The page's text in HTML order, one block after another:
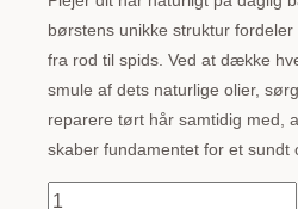
børstens unikke struktur
fra rod til spids. Ved at dække
smule af dets naturlige olier,
reparere tørt hår samtidig med,
skaber fundamentet for et sundt
NATULIQUE